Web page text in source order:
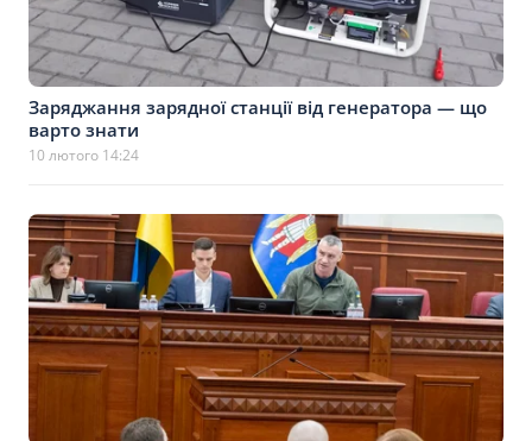
Заряджання зарядної станції від генератора — що
варто знати
10 лютого 14:24